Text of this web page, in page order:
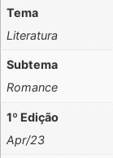
Tema
Literatura
Subtema
Romance
1º Edição
Apr/23